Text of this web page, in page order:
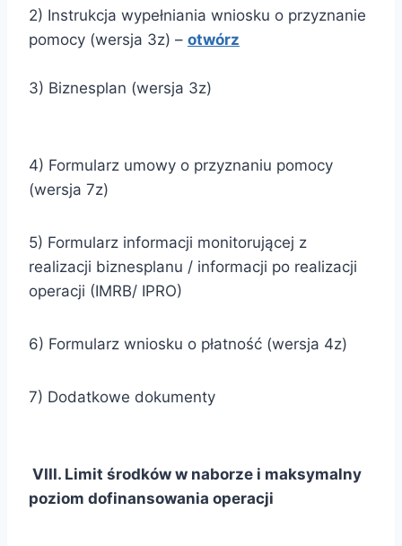
2) Instrukcja wypełniania wniosku o przyznanie
pomocy (wersja 3z) – otwórz
3) Biznesplan (wersja 3z)
4) Formularz umowy o przyznaniu pomocy
(wersja 7z)
5) Formularz informacji monitorującej z
realizacji biznesplanu / informacji po realizacji
operacji (IMRB/ IPRO)
6) Formularz wniosku o płatność (wersja 4z)
7) Dodatkowe dokumenty
VIII. Limit środków w naborze i maksymalny
poziom dofinansowania operacji